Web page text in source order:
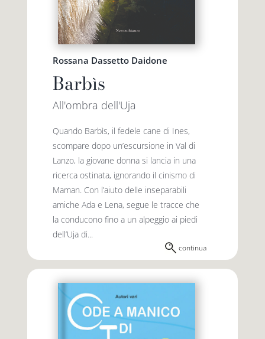
Rossana Dassetto Daidone
Barbìs
All'ombra dell'Uja
Quando Barbìs, il fedele cane di Ines,
scompare dopo un’escursione in Val di
Lanzo, la giovane donna si lancia in una
ricerca ostinata, ignorando il cinismo di
Maman. Con l’aiuto delle inseparabili
amiche Ada e Lena, segue le tracce che
la conducono fino a un alpeggio ai piedi
dell’Uja di...
continua